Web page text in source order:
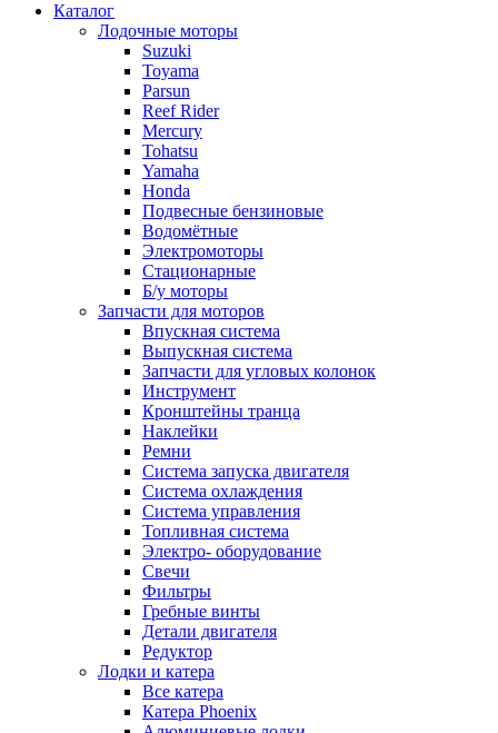
Каталог
Лодочные моторы
Suzuki
Toyama
Parsun
Reef Rider
Mercury
Tohatsu
Yamaha
Honda
Подвесные бензиновые
Водомётные
Электромоторы
Стационарные
Б/у моторы
Запчасти для моторов
Впускная система
Выпускная система
Запчасти для угловых колонок
Инструмент
Кронштейны транца
Наклейки
Ремни
Система запуска двигателя
Система охлаждения
Система управления
Топливная система
Электро- оборудование
Свечи
Фильтры
Гребные винты
Детали двигателя
Редуктор
Лодки и катера
Все катера
Катера Phoenix